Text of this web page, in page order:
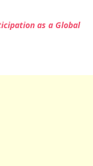
as a Global